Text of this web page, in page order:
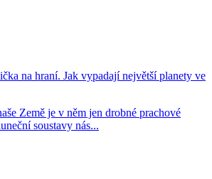
na hraní. Jak vypadají největší planety ve
Země je v něm jen drobné prachové
soustavy nás...